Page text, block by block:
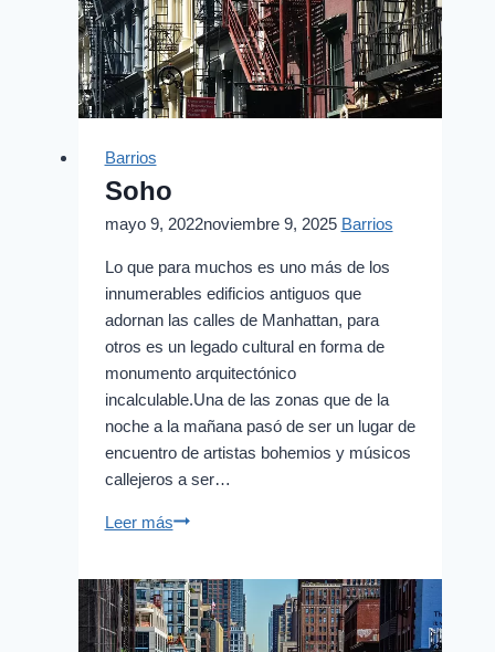
Barrios
Soho
mayo 9, 2022noviembre 9, 2025 Barrios
Lo que para muchos es uno más de los
innumerables edificios antiguos que
adornan las calles de Manhattan, para
otros es un legado cultural en forma de
monumento arquitectónico
incalculable.Una de las zonas que de la
noche a la mañana pasó de ser un lugar de
encuentro de artistas bohemios y músicos
callejeros a ser…
Leer másSoho